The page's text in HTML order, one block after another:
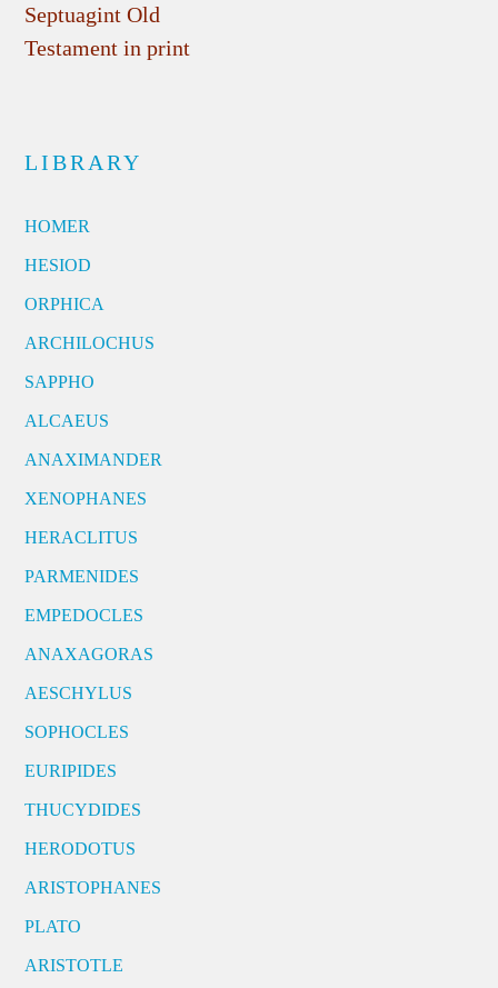
Septuagint Old
Testament in print
LIBRARY
HOMER
HESIOD
ORPHICA
ARCHILOCHUS
SAPPHO
ALCAEUS
ANAXIMANDER
XENOPHANES
HERACLITUS
PARMENIDES
EMPEDOCLES
ANAXAGORAS
AESCHYLUS
SOPHOCLES
EURIPIDES
THUCYDIDES
HERODOTUS
ARISTOPHANES
PLATO
ARISTOTLE